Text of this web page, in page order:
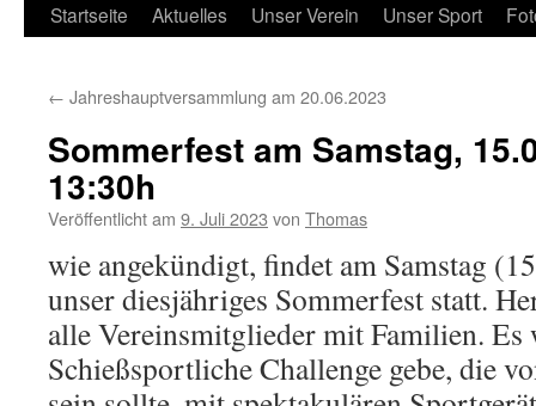
Startseite Aktuelles Unser Verein Unser Sport
← Jahreshauptversammlung am 20.06.2023
Sommerfest am Samstag,
13:30h
Veröffentlicht am 9. Juli 2023 von Thomas
wie angekündigt, findet am Samstag
unser diesjähriges Sommerfest statt.
alle Vereinsmitglieder mit Familien. Es
Schießsportliche Challenge gebe, die